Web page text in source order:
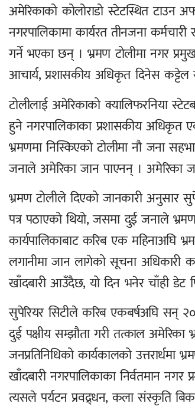
अमेरिकाको कोलोराडो स्टेटस्थित टाउन
नगरपालिकामा कार्यरत तीनजना
गर्ने भएका छन् । भ्रमण टोलीमा नगर
आचार्य, प्रशासकीय अधिकृत दिनेस
टोलीलाई अमेरिकाको क्यालिफरनिया
हुने नगरपालिकाका प्रशासकीय अधिकृत
भ्रमणमा निस्किएको टोलीमा नौ जना
जनाले अमेरिका जान पाएनन् । अमेरिका
भ्रमण टोलीले दिएको जानकारी अनुसार
पत्र पठाएको थियो, जसमा दुई जनाले
कार्यपालिकाबाट करिब एक महिनाअघि
लगानीमा जान लागेको सूचना अधिकारी
खाँदबारी आउँदैछ, यो दिन भनेर चाँही
सुपेरियर सिटीले करिब एकबर्षअघि सन्
दुई पक्षीय सम्झौता गरी तत्काल अमेरिका
जनप्रतिनिधिको कार्यकालको
खाँदबारी नगरपालिकाका निर्वतमान
त्यसले पर्यटन प्रवद्र्धन, कला संस्कृति